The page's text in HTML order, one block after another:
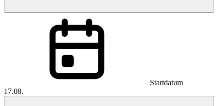
Startdatum
17.08.